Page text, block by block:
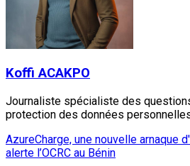
Koffi ACAKPO
Journaliste spécialiste des
protection des données
AzureCharge, une nouvelle arnaque
alerte l’OCRC au Bénin